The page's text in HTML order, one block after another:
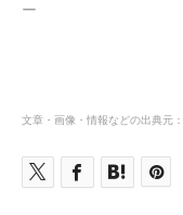
ー
文章・画像・情報などの出典元：